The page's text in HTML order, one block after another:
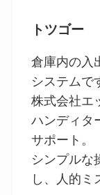
トツゴー
倉庫内の入
システムで
株式会社エ
ハンディタ
サポート。
シンプルな
し、人的ミ